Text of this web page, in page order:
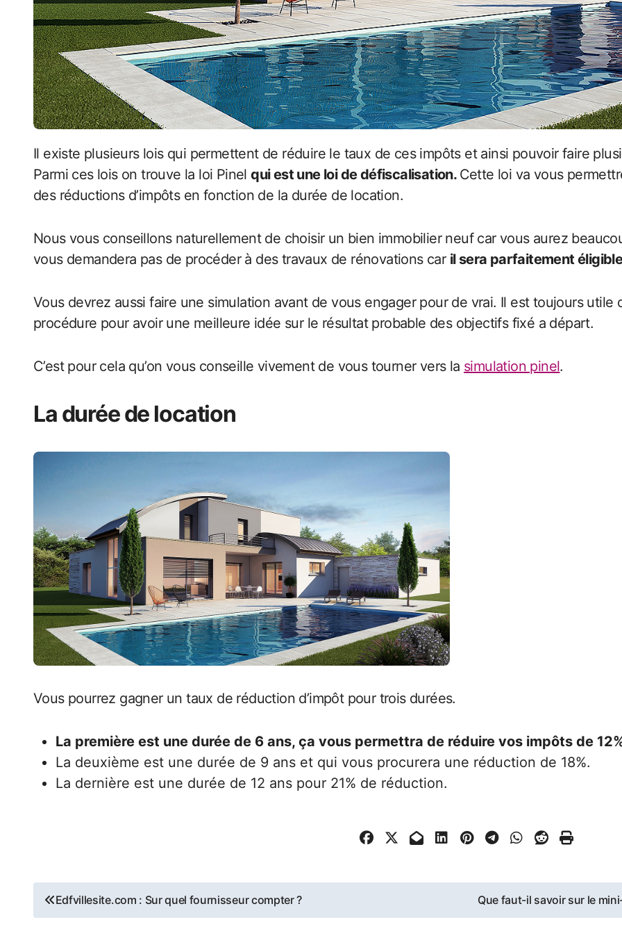
Il existe plusieurs lois qui permettent de réduire le taux de ces impôts et ainsi pouvoir faire plusieurs économies sur le long des années.
Parmi ces lois on trouve la loi Pinelqui est une loi de défiscalisation. Cette loi va vous
des réductions d’impôts en fonction de la durée de location.
Nous vous conseillons naturellement de choisir un bien immobilier neuf car vous aurez
vous demandera pas de procéder à des travaux de rénovations car il sera parfaitement
Vous devrez aussi faire une simulation avant de vous engager pour de vrai. Il est toujours utile
procédure pour avoir une meilleure idée sur le résultat probable des objectifs fixé a départ.
C’est pour cela qu’on vous conseille vivement de vous tourner vers la simulation pinel.
La durée de location
Vous pourrez gagner un taux de réduction d’impôt pour trois durées.
La première est une durée de 6 ans, ça vous permettra de réduire vos impôts de
La deuxième est une durée de 9 ans et qui vous procurera une réduction de 18%.
La dernière est une durée de 12 ans pour 21% de réduction.
Navigation
Edfvillesite.com : Sur quel fournisseur compter ? Que faut-il savoir sur le